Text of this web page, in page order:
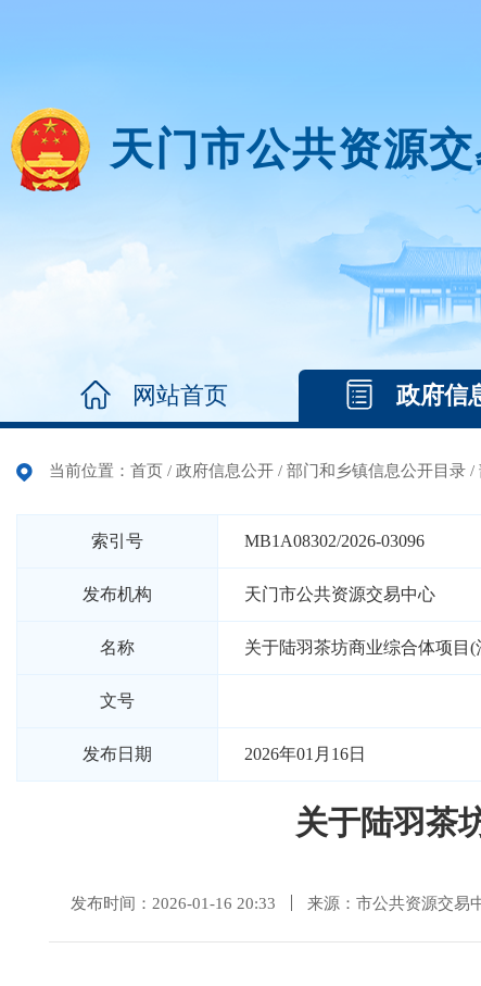
天门市公共资源
网站首页 政府信
当前位置： 首页 / 政府信息公开 / 部门和乡镇信息公开目录 /
索引号 MB1A08302/2026-03096
发布机构 天门市公共资源交易中心
名称 关于陆羽茶坊商业综合体项目
文号
发布日期 2026年01月16日
关于陆羽茶
发布时间：2026-01-16 20:33 来源：市公共资源交易